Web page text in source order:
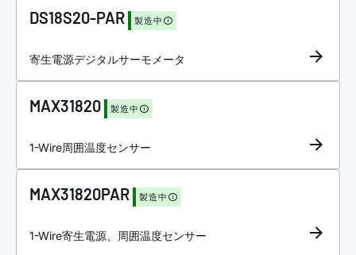
DS18S20-PAR 製造中
寄生電源デジタルサーモメータ
MAX31820 製造中
1-Wire周囲温度センサー
MAX31820PAR 製造中
1-Wire寄生電源、周囲温度センサー